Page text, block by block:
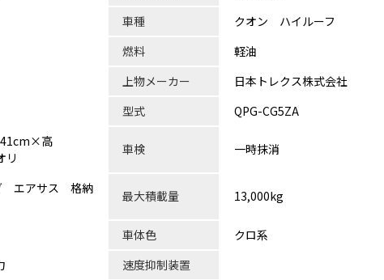
車種
クオン ハイルーフ
燃料
軽油
上物メーカー
日本トレクス株式会社
型式 QPG-CG5ZA
高
リ
車検 一時抹消
エアサス 格納
最大積載量 13,000kg
車体色
クロ系
速度抑制装置